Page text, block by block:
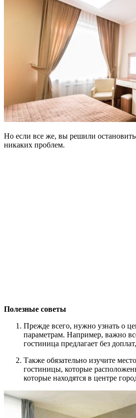
Но если все же, вы решили
никаких проблем.
Полезные советы
Прежде всего, нужно узнать о
параметрам. Например, важно
гостиница предлагает без
Также обязательно изучите
гостиницы, которые
которые находятся в центре